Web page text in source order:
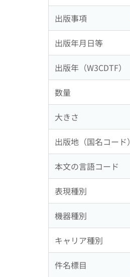
出版事項
出版年月日等
出版年（W3CDTF）
数量
大きさ
出版地（国名コード）
本文の言語コード
表現種別
機器種別
キャリア種別
件名標目